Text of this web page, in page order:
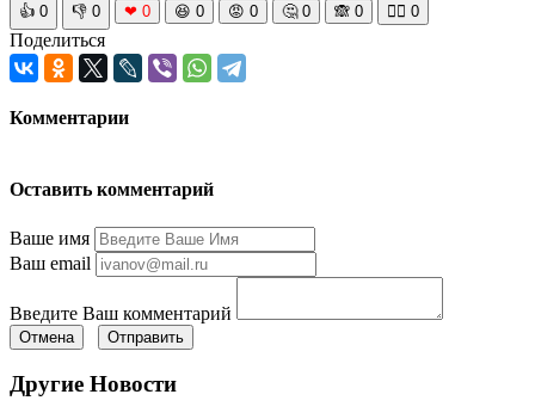
👍 0 👎 0 ❤ 0 😆 0 😡 0 🤔 0 🙈 0 🧘‍♀️ 0
Поделиться
Комментарии
Оставить комментарий
Ваше имя
Ваш email
Введите Ваш комментарий
Отмена Отправить
Другие Новости